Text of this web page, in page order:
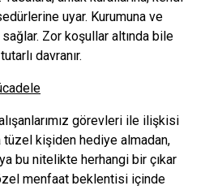
uyar. Kurumuna ve
sağlar. Zor koşullar altında bile
davranır.
görevleri ile ilişkisi
kişiden hediye almadan,
bu nitelikte herhangi bir çıkar
menfaat beklentisi içinde